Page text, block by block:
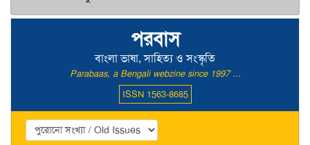
পরবাস
বাংলা ভাষা, সাহিত্য ও সংস্কৃতি
Parabaas, a Bengali webzine since 1997 ...
ISSN 1563-8685